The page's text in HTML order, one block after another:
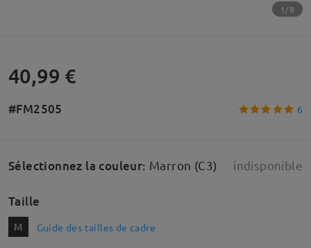
1/8
40,99 €
#FM2505 6
Sélectionnez la couleur: Marron (C3) indisponible
Taille
M Guide des tailles de cadre